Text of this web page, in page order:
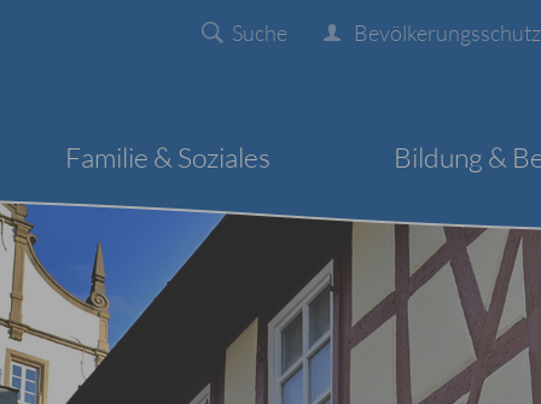
Bevölkerungsschutz
Suche
Familie & Soziales Bildung &